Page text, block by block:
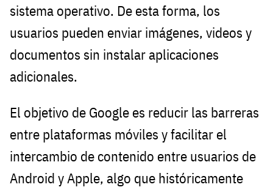
sistema operativo. De esta forma, los
usuarios pueden enviar imágenes, videos y
documentos sin instalar aplicaciones
adicionales.
El objetivo de Google es reducir las barreras
entre plataformas móviles y facilitar el
intercambio de contenido entre usuarios de
Android y Apple, algo que históricamente